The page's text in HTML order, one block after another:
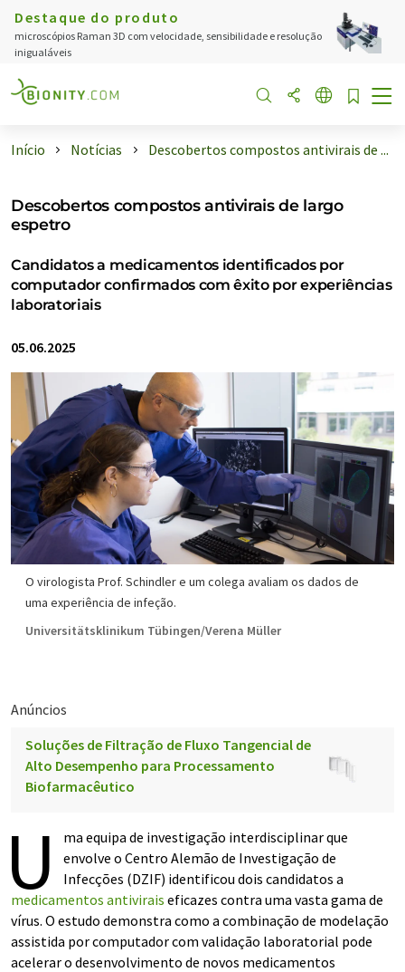
Destaque do produto
microscópios Raman 3D com velocidade, sensibilidade e resolução
inigualáveis
Início Notícias Descobertos compostos antivirais de ...
Descobertos compostos antivirais de largo
espetro
Candidatos a medicamentos identificados por
computador confirmados com êxito por experiências
laboratoriais
05.06.2025
O virologista Prof. Schindler e um colega avaliam os dados de
uma experiência de infeção.
Universitätsklinikum Tübingen/Verena Müller
Anúncios
Soluções de Filtração de Fluxo Tangencial de
Alto Desempenho para Processamento
Biofarmacêutico
U
ma equipa de investigação interdisciplinar que
envolve o Centro Alemão de Investigação de
Infecções (DZIF) identificou dois candidatos a
medicamentos antivirais eficazes contra uma vasta gama de
vírus. O estudo demonstra como a combinação de modelação
assistida por computador com validação laboratorial pode
acelerar o desenvolvimento de novos medicamentos